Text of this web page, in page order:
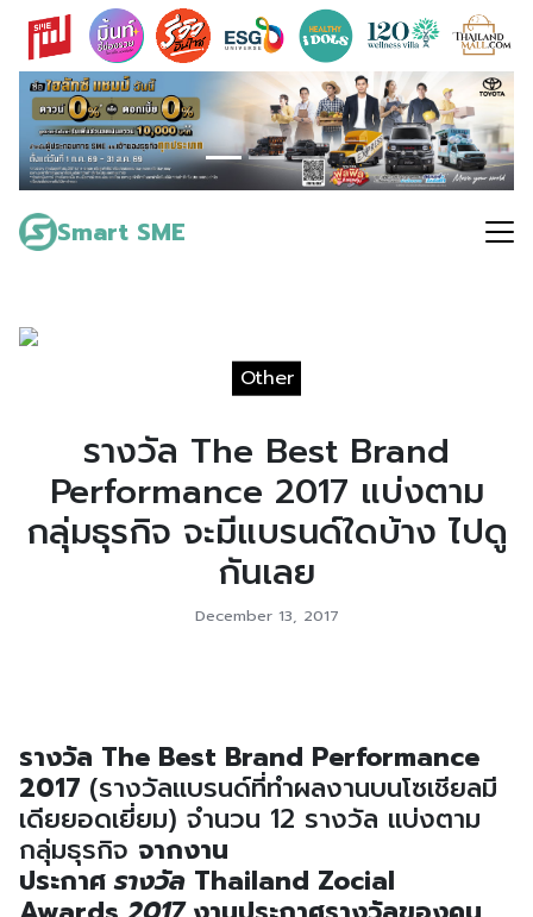
Skip
content
Smart SME
Search
for:
Other
รางวัล The Best Brand
Performance 2017 แบ่งตาม
กลุ่มธุรกิจ จะมีแบรนด์ใดบ้าง ไปดู
กันเลย
December 13, 2017
รางวัล The Best Brand Performance
2017 (รางวัลแบรนด์ที่ทำผลงานบนโซเชียลมี
เดียยอดเยี่ยม) จำนวน 12 รางวัล แบ่งตาม
กลุ่มธุรกิจ จากงาน
ประกาศรางวัล Thailand Zocial